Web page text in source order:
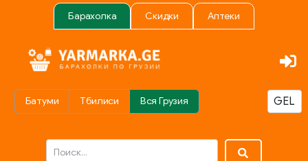
Барахолка Скидки Аптеки
Батуми Тбилиси Вся Грузия